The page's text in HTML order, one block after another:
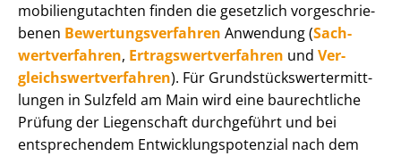
mo­bi­li­en­gut­ach­ten finden die gesetzlich vor­ge­schrie­
be­nen Be­wer­tungs­ver­fah­ren Anwendung (Sach­
wert­ver­fah­ren, Er­trags­wert­ver­fah­ren und Ver­
gleichs­wert­ver­fah­ren). Für Grund­stücks­wert­ermitt­
lun­gen in Sulzfeld am Main wird eine baurechtliche
Prüfung der Liegenschaft durchgeführt und bei
entsprechendem Ent­wick­lungs­po­ten­zi­al nach dem